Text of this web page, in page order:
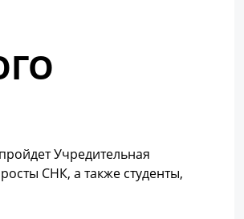
Учредительная
СНК, а также студенты,